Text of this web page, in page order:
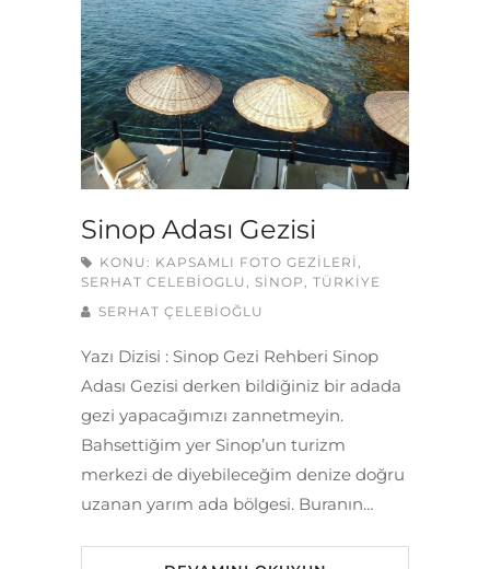
Sinop Adası Gezisi
KONU: KAPSAMLI FOTO GEZILERI
SERHAT CELEBIOGLU
SINOP
TÜRKIYE
SERHAT ÇELEBİOĞLU
Yazı Dizisi : Sinop Gezi Rehberi Sinop
Adası Gezisi derken bildiğiniz bir adada
gezi yapacağımızı zannetmeyin.
Bahsettiğim yer Sinop’un turizm
merkezi de diyebileceğim denize doğru
uzanan yarım ada bölgesi. Buranın…